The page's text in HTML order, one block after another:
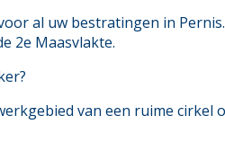
al uw bestratingen in
2e Maasvlakte.
van een ruime cirkel